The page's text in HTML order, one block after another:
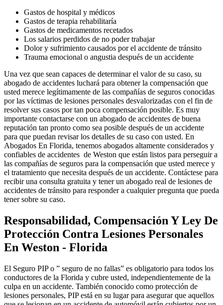
Gastos de hospital y médicos
Gastos de terapia rehabilitaría
Gastos de medicamentos recetados
Los salarios perdidos de no poder trabajar
Dolor y sufrimiento causados por el accidente de tránsito
Trauma emocional o angustia después de un accidente
Una vez que sean capaces de determinar el valor de su caso, su
abogado de accidentes luchará para obtener la compensación que
usted merece legítimamente de las compañías de seguros conocidas
por las víctimas de lesiones personales desvalorizadas con el fin de
resolver sus casos por tan poca compensación posible. Es muy
importante contactarse con un abogado de accidentes de buena
reputación tan pronto como sea posible después de un accidente
para que puedan revisar los detalles de su caso con usted. En
Abogados En Florida, tenemos abogados altamente considerados y
confiables de accidentes de Weston que están listos para perseguir a
las compañías de seguros para la compensación que usted merece y
el tratamiento que necesita después de un accidente. Contáctese para
recibir una consulta gratuita y tener un abogado real de lesiones de
accidentes de tránsito para responder a cualquier pregunta que pueda
tener sobre su caso.
Responsabilidad, Compensación Y Ley De
Protección Contra Lesiones Personales
En Weston - Florida
El Seguro PIP o ” seguro de no fallas” es obligatorio para todos los
conductores de la Florida y cubre usted, independientemente de la
culpa en un accidente. También conocido como protección de
lesiones personales, PIP está en su lugar para asegurar que aquellos